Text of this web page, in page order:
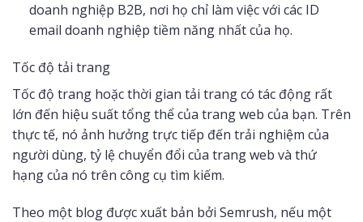
doanh nghiệp B2B, nơi họ chỉ làm việc với các ID
email doanh nghiệp tiềm năng nhất của họ.
Tốc độ tải trang
Tốc độ trang hoặc thời gian tải trang có tác động rất
lớn đến hiệu suất tổng thể của trang web của bạn. Trên
thực tế, nó ảnh hưởng trực tiếp đến trải nghiệm của
người dùng, tỷ lệ chuyển đổi của trang web và thứ
hạng của nó trên công cụ tìm kiếm.
Theo một blog được xuất bản bởi Semrush, nếu một